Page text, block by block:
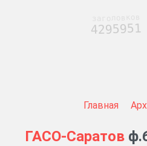
Главная
ГАСО-Саратов
4295951